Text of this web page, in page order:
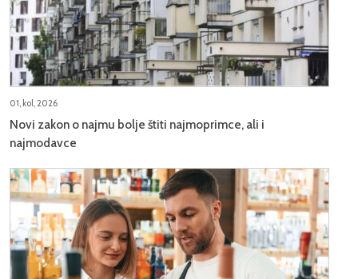
01, kol, 2026
Novi zakon o najmu bolje štiti najmoprimce, ali i
najmodavce